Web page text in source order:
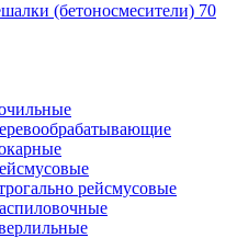
(бетоносмесители) 70
рейсмусовые